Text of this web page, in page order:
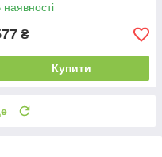
наявності
₴
Купити